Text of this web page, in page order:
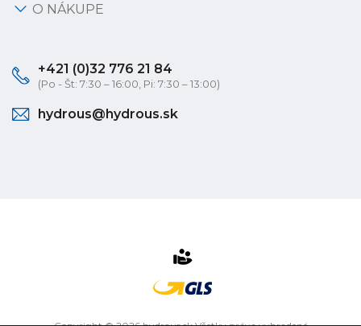
O NÁKUPE
+421 (0)32 776 21 84
(Po - Št: 7:30 – 16:00, Pi: 7:30 – 13:00)
hydrous@hydrous.sk